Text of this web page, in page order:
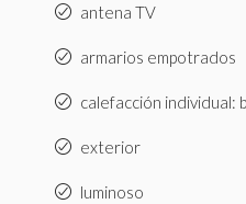
antena TV
armarios empotrados
calefacción individual:
exterior
luminoso